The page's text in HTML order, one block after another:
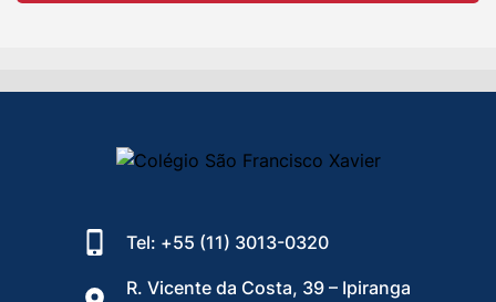
Tel: +55 (11) 3013-0320
R. Vicente da Costa, 39 – Ipiranga